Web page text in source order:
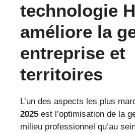
technologie
améliore la
entreprise et
territoires
L’un des aspects les plus
2025 est l’optimisation de la
milieu professionnel qu’au